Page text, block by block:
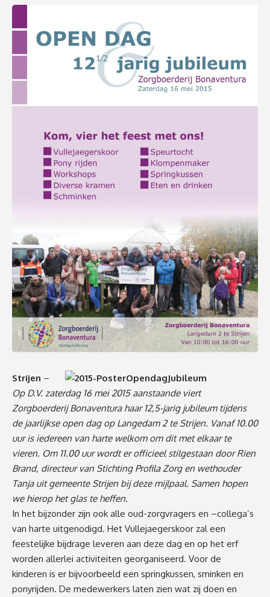
Strijen –
Op D.V. zaterdag 16 mei 2015 aanstaande viert
Zorgboerderij Bonaventura haar 12,5-jarig jubileum tijdens
de jaarlijkse open dag op Langedam 2 te Strijen. Vanaf 10.00
uur is iedereen van harte welkom om dit met elkaar te
vieren. Om 11.00 uur wordt er officieel stilgestaan door Rien
Brand, directeur van Stichting Profila Zorg en wethouder
Tanja uit gemeente Strijen bij deze mijlpaal. Samen hopen
we hierop het glas te heffen.
In het bijzonder zijn ook alle oud-zorgvragers en –collega’s
van harte uitgenodigd. Het Vullejaegerskoor zal een
feestelijke bijdrage leveren aan deze dag en op het erf
worden allerlei activiteiten georganiseerd. Voor de
kinderen is er bijvoorbeeld een springkussen, sminken en
ponyrijden. De medewerkers laten zien wat zij doen en